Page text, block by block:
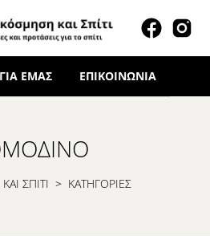
ΓΙΑ ΕΜΆΣ ΕΠΙΚΟΙΝΩΝΊΑ
ΣΠΙΤΙ > ΚΑΤΗΓΟΡΙΕΣ